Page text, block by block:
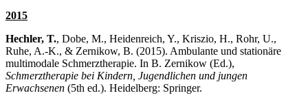
2015
Hechler, T., Dobe, M., Heidenreich, Y., Kriszio, H., Rohr, U.,
Ruhe, A.-K., & Zernikow, B. (2015). Ambulante und stationäre
multimodale Schmerztherapie. In B. Zernikow (Ed.),
Schmerztherapie bei Kindern, Jugendlichen und jungen
Erwachsenen (5th ed.). Heidelberg: Springer.